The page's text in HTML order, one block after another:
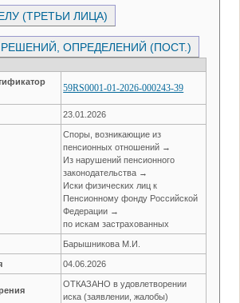
(ТРЕТЬИ ЛИЦА)
ОПРЕДЕЛЕНИЙ (ПОСТ.)
59RS0001-01-2026-000243-39
23.01.2026
Споры, возникающие из
пенсионных отношений →
Из нарушений пенсионного
законодательства →
Иски физических лиц к
Пенсионному фонду Российской
Федерации →
по искам застрахованных
Барышникова М.И.
04.06.2026
ОТКАЗАНО в удовлетворении
иска (заявлении, жалобы)